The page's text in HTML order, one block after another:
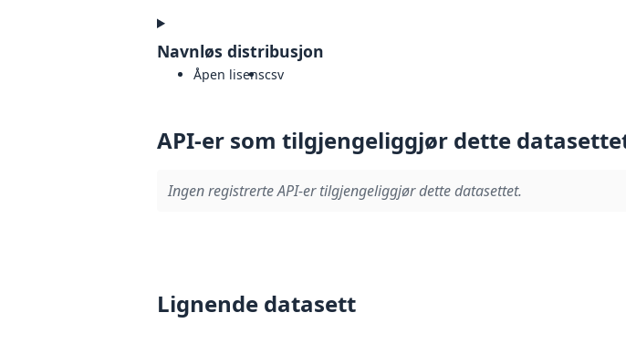
Navnløs distribusjon
Åpen lisenscsv
API-er som tilgjengeliggjør dette
Ingen registrerte API-er tilgjengeliggjør dette datasettet.
Lignende datasett